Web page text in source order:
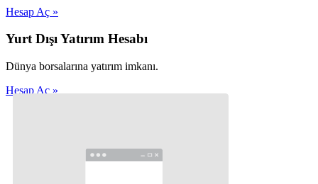
Hesap Aç »
Yurt Dışı Yatırım Hesabı
Dünya borsalarına yatırım imkanı.
Hesap Aç »